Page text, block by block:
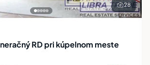
28
RD pri kúpelnom meste